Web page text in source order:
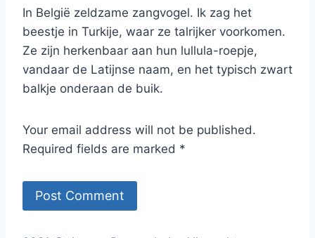
In België zeldzame zangvogel. Ik zag het
beestje in Turkije, waar ze talrijker voorkomen.
Ze zijn herkenbaar aan hun lullula-roepje,
vandaar de Latijnse naam, en het typisch zwart
balkje onderaan de buik.
Your email address will not be published.
Required fields are marked *